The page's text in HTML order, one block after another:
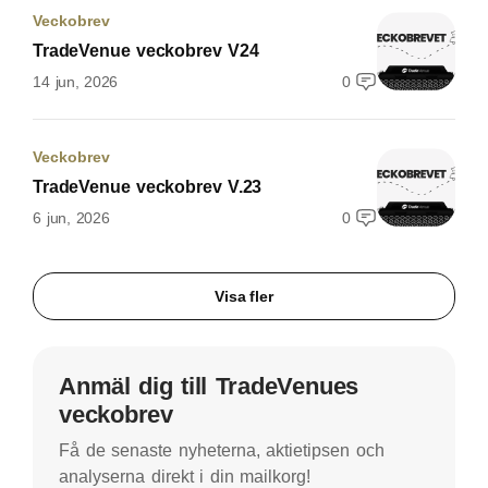
Veckobrev
TradeVenue veckobrev V24
14 jun, 2026 0
Veckobrev
TradeVenue veckobrev V.23
6 jun, 2026 0
Visa fler
Anmäl dig till TradeVenues
veckobrev
Få de senaste nyheterna, aktietipsen och
analyserna direkt i din mailkorg!